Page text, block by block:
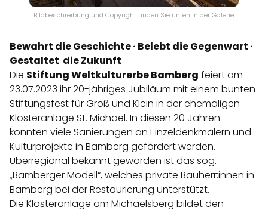
Bildbeschreibung und Copyright finden Sie unten in der Galerie.
Bewahrt die Geschichte · Belebt die Gegenwart ·
Gestaltet die Zukunft
Die Stiftung Weltkulturerbe Bamberg feiert am
23.07.2023 ihr 20-jähriges Jubiläum mit einem bunten
Stiftungsfest für Groß und Klein in der ehemaligen
Klosteranlage St. Michael. In diesen 20 Jahren
konnten viele Sanierungen an Einzeldenkmälern und
Kulturprojekte in Bamberg gefördert werden.
Überregional bekannt geworden ist das sog.
„Bamberger Modell“, welches private Bauherr:innen in
Bamberg bei der Restaurierung unterstützt.
Die Klosteranlage am Michaelsberg bildet den